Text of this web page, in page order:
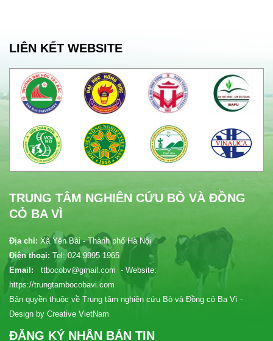
LIÊN KẾT WEBSITE
TRUNG TÂM NGHIÊN CỨU BÒ VÀ ĐỒNG
CỎ BA VÌ
Địa chỉ: Xã Yên Bài - Thành phố Hà Nội
Điện thoại: Tel: 024.9995 1965
Email:
ttbocobv@gmail.com - Website:
https://trungtambocobavi.com
Bản quyền thuộc về Trung tâm nghiên cứu Bò và Đồng cỏ Ba Vì -
Design by Creative VietNam
ĐĂNG KÝ NHẬN BẢN TIN